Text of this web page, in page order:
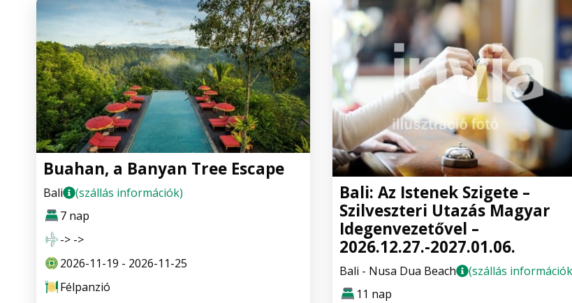
Buahan, a Banyan Tree Escape
Bali
(szállás információk)
7 nap
-> ->
2026-11-19 - 2026-11-25
Félpanzió
Bali: Az Istenek Szigete –
Szilveszteri Utazás Magyar
Idegenvezetővel –
2026.12.27.-2027.01.06.
Bali - Nusa Dua Beach
(szállás
11 nap